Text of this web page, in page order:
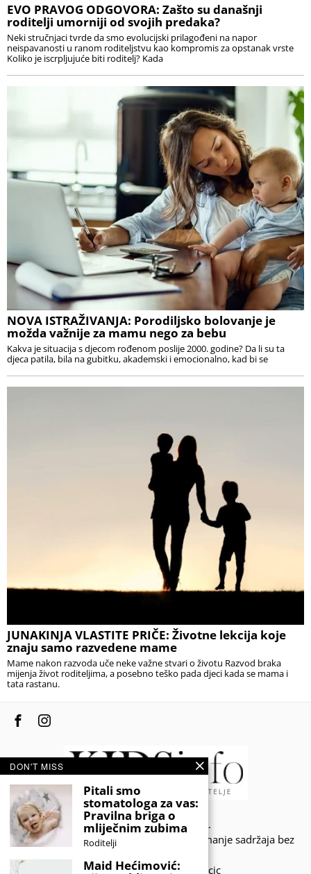
EVO PRAVOG ODGOVORA: Zašto su današnji
roditelji umorniji od svojih predaka?
Neki stručnjaci tvrde da smo evolucijski prilagođeni na napor
neispavanosti u ranom roditeljstvu kao kompromis za opstanak vrste
Koliko je iscrpljujuće biti roditelj? Kada
NOVA ISTRAŽIVANJA: Porodiljsko bolovanje je
možda važnije za mamu nego za bebu
Kakva je situacija s djecom rođenom poslije 2000. godine? Da li su ta
djeca patila, bila na gubitku, akademski i emocionalno, kad bi se
JUNAKINJA VLASTITE PRIČE: Životne lekcija koje
znaju samo razvedene mame
Mame nakon razvoda uče neke važne stvari o životu Razvod braka
mijenja život roditeljima, a posebno teško pada djeci kada se mama i
tata rastanu.
© 2020 - KIDSINFO.BA.
Sva prava zadržana. Zabranjeno preuzimanje sadržaja bez
Developed by Amar SIjercic
DON'T MISS
Pitali smo
stomatologa za vas:
Pravilna briga o
mliječnim zubima
Roditelji
Maid Hećimović: